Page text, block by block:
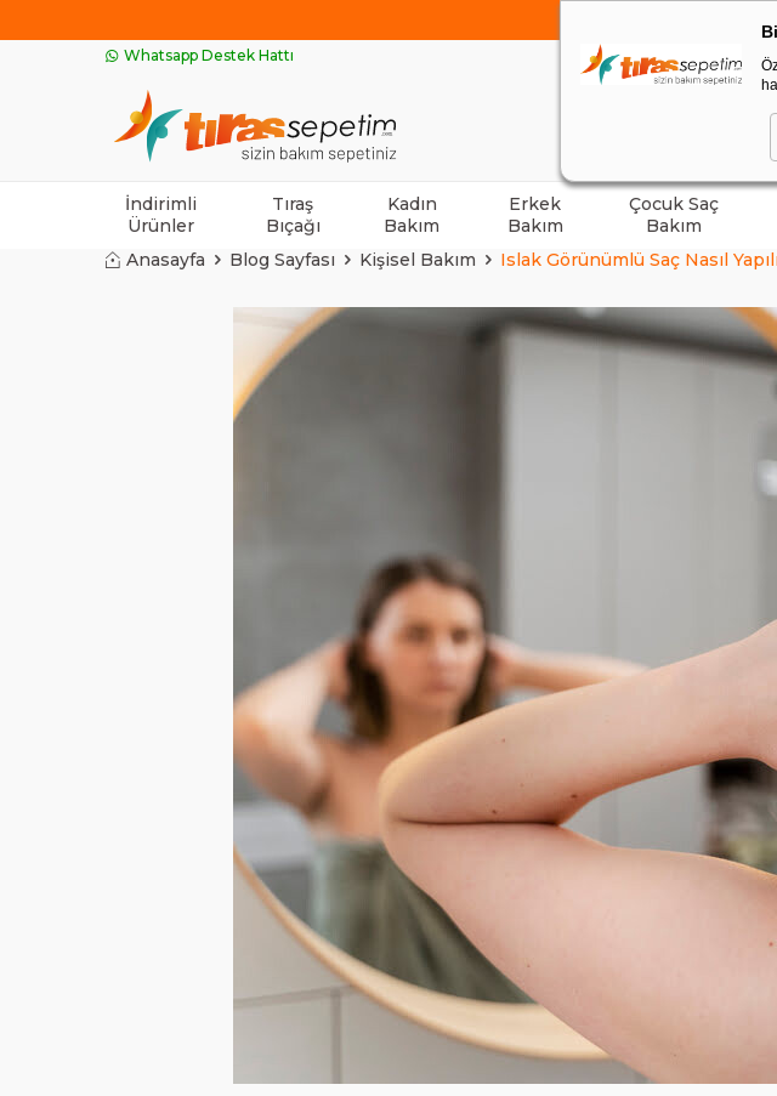
Whatsapp Destek Hattı
İndirimli
Ürünler
Tıraş
Bıçağı
Kadın
Bakım
Erkek
Bakım
Çocuk Saç
Bakım
Anasayfa Blog Sayfası Kişisel Bakım Islak Görünümlü Saç Nasıl